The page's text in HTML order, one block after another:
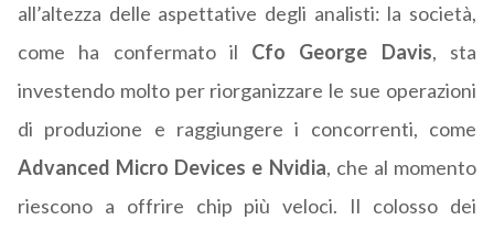
all’altezza delle aspettative degli analisti: la società,
come ha confermato il Cfo George Davis, sta
investendo molto per riorganizzare le sue operazioni
di produzione e raggiungere i concorrenti, come
Advanced Micro Devices e Nvidia, che al momento
riescono a offrire chip più veloci. Il colosso dei